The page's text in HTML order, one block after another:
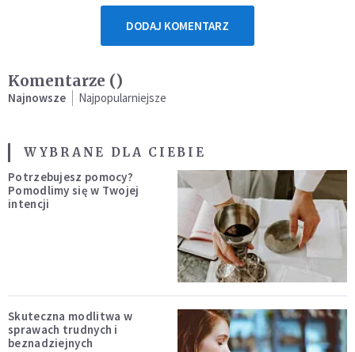
DODAJ KOMENTARZ
Komentarze ()
Najnowsze Najpopularniejsze
WYBRANE DLA CIEBIE
Potrzebujesz pomocy?
Pomodlimy się w Twojej
intencji
Skuteczna modlitwa w
sprawach trudnych i
beznadziejnych